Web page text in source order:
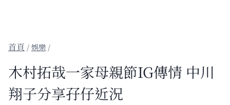
/娛樂 /
木村拓哉一家母親節IG傳情 中川
翔子分享孖仔近況